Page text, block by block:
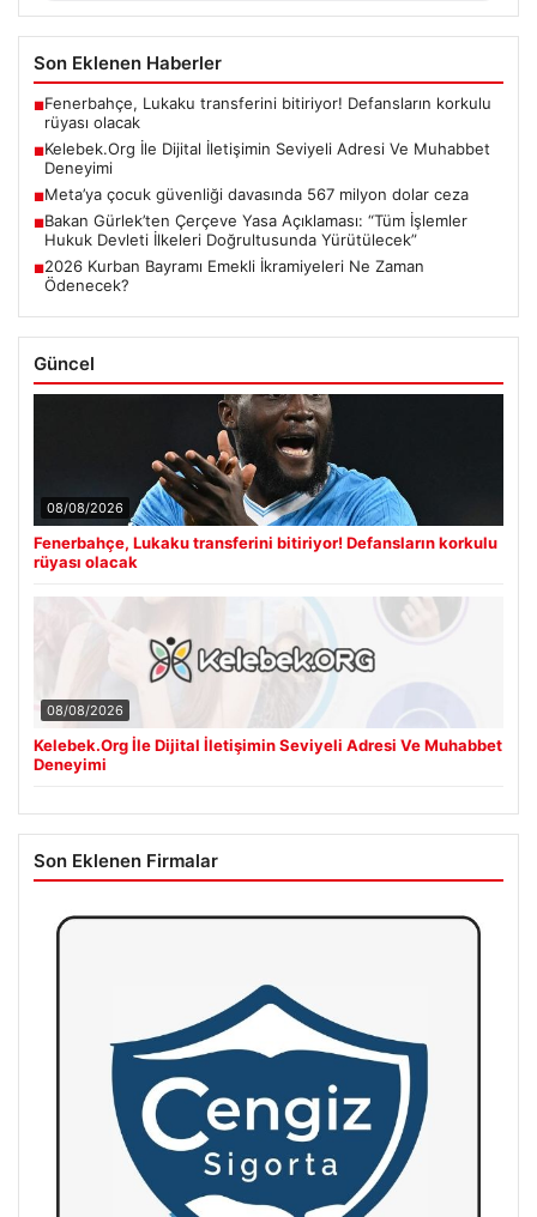
Son Eklenen Haberler
■Fenerbahçe, Lukaku transferini bitiriyor! Defansların korkulu
rüyası olacak
■Kelebek.Org İle Dijital İletişimin Seviyeli Adresi Ve Muhabbet
Deneyimi
■Meta’ya çocuk güvenliği davasında 567 milyon dolar ceza
■Bakan Gürlek’ten Çerçeve Yasa Açıklaması: “Tüm İşlemler
Hukuk Devleti İlkeleri Doğrultusunda Yürütülecek”
■2026 Kurban Bayramı Emekli İkramiyeleri Ne Zaman
Ödenecek?
Güncel
08/08/2026
Fenerbahçe, Lukaku transferini bitiriyor! Defansların korkulu
rüyası olacak
08/08/2026
Kelebek.Org İle Dijital İletişimin Seviyeli Adresi Ve Muhabbet
Deneyimi
Son Eklenen Firmalar